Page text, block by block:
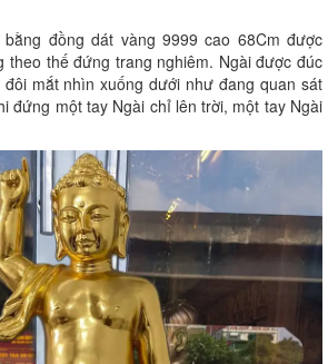
đồng dát vàng 9999 cao 68Cm được
theo thế đứng trang nghiêm. Ngài được đúc
mắt nhìn xuống dưới như đang quan sát
đứng một tay Ngài chỉ lên trời, một tay Ngài